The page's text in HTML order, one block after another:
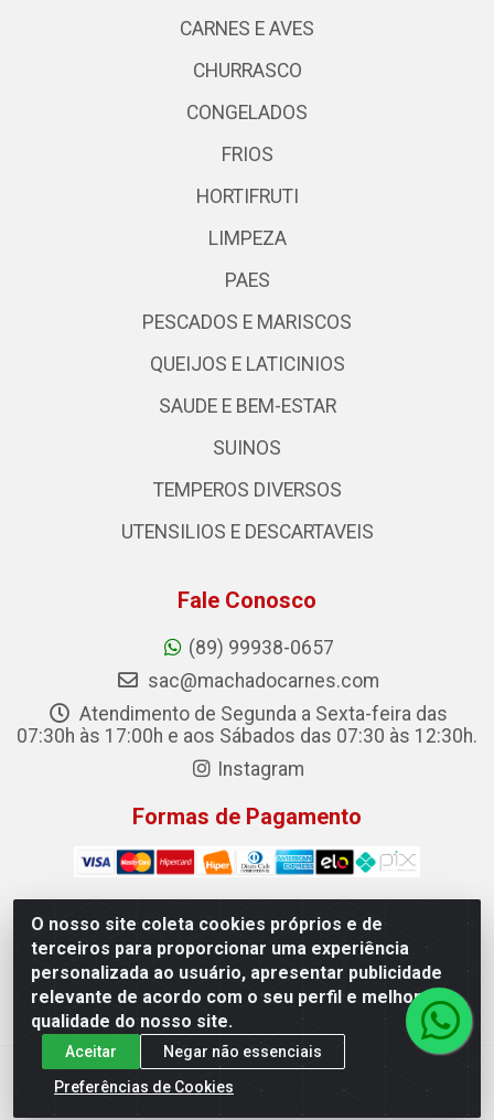
O nosso site coleta cookies próprios e de
terceiros para proporcionar uma experiência
personalizada ao usuário, apresentar publicidade
relevante de acordo com o seu perfil e melhorar a
qualidade do nosso site.
Aceitar
Negar não essenciais
Preferências de Cookies
CARNES E AVES
CHURRASCO
CONGELADOS
FRIOS
HORTIFRUTI
LIMPEZA
PAES
PESCADOS E MARISCOS
QUEIJOS E LATICINIOS
SAUDE E BEM-ESTAR
SUINOS
TEMPEROS DIVERSOS
UTENSILIOS E DESCARTAVEIS
Fale Conosco
(89) 99938-0657
sac@machadocarnes.com
Atendimento de Segunda a Sexta-feira das
07:30h às 17:00h e aos Sábados das 07:30 às 12:30h.
Instagram
Formas de Pagamento
Machado Carnes Distribuidora de Alimentos LTDA -
Logradouro: Avenida Candido Aleixo, 148 - Centro - Oeiras/PI
- CEP 64.500-000 - 31.391.008/0001-50